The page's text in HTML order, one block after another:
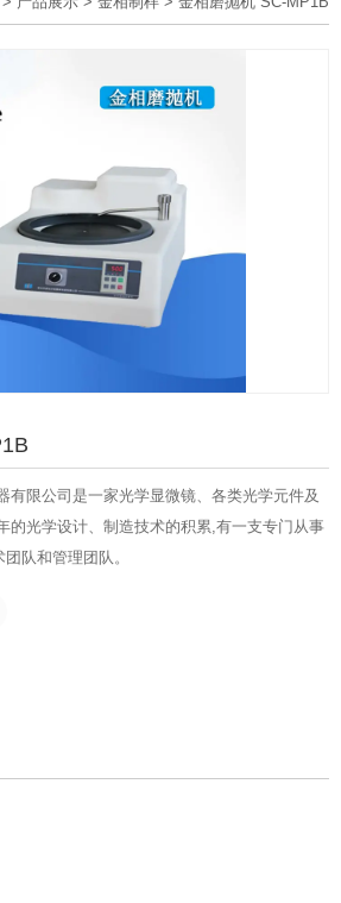
有限公司是一家光学显微镜、各类光学元件及
的光学设计、制造技术的积累,有一支专门从事
队和管理团队。